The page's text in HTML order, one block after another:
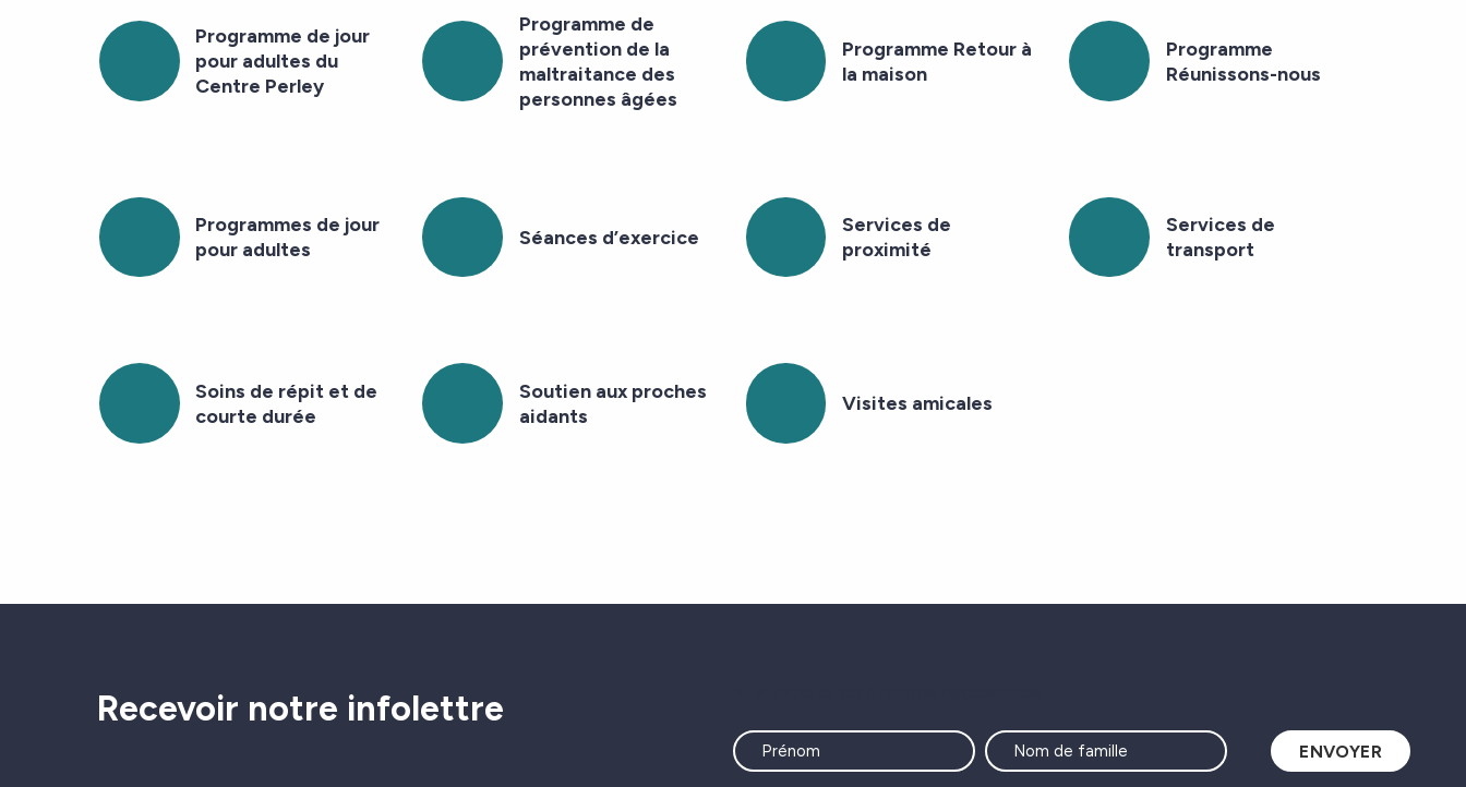
Programme de jour
pour adultes du
Centre Perley
Programme de
prévention de la
maltraitance des
personnes âgées
Programme Retour à
la maison
Programme
Réunissons-nous
Programmes de jour
pour adultes
Séances d’exercice
Services de
proximité
Services de
transport
Soins de répit et de
courte durée
Soutien aux proches
aidants
Visites amicales
Recevoir notre infolettre
Name